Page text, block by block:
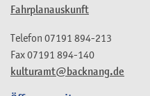
Fahrplanauskunft
kulturamt@backnang.de
Telefon 07191 894-213
Fax07191 894-140